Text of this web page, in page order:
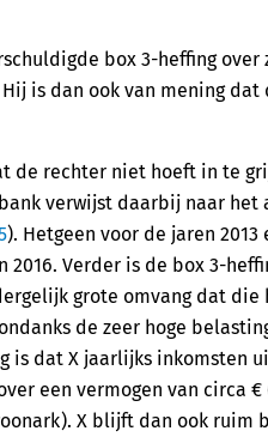
box 3-heffing over
is dan ook van mening
de rechter niet hoeft in te
verwijst daarbij naar het
). Hetgeen voor de jaren
2016. Verder is de box 3-
grote omvang dat
de zeer hoge
is dat X jaarlijks inkomsten
een vermogen van circa €
X blijft dan ook ruim